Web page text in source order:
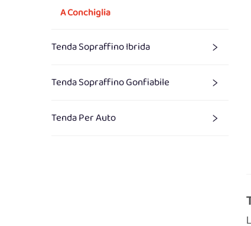
A Conchiglia
Tenda Sopraffino Ibrida
Tenda Sopraffino Gonfiabile
Tenda Per Auto